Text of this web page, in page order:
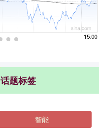
话题标签
智能